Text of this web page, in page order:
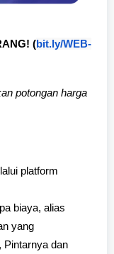
(bit.ly/WEB-
potongan harga
platform
biaya, alias
yang
Pintarnya dan